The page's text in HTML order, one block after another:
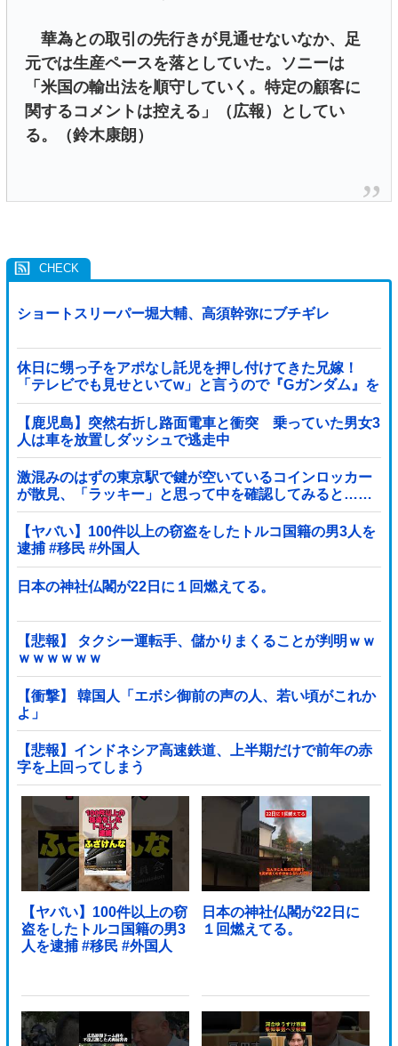
華為との取引の先行きが見通せないなか、足
元では生産ペースを落としていた。ソニーは
「米国の輸出法を順守していく。特定の顧客に
関するコメントは控える」（広報）としてい
る。（鈴木康朗）
ショートスリーパー堀大輔、高須幹弥にブチギレ
休日に甥っ子をアポなし託児を押し付けてきた兄嫁！
「テレビでも見せといてw」と言うので『Gガンダム』を
一気見させた結果……甥っ子が重度の中二病を発症して
家で大暴れｗｗ
【鹿児島】突然右折し路面電車と衝突 乗っていた男女3
人は車を放置しダッシュで逃走中
激混みのはずの東京駅で鍵が空いているコインロッカー
が散見、「ラッキー」と思って中を確認してみると……
【ヤバい】100件以上の窃盗をしたトルコ国籍の男3人を
逮捕 #移民 #外国人
日本の神社仏閣が22日に１回燃えてる。
【悲報】 タクシー運転手、儲かりまくることが判明ｗｗ
ｗｗｗｗｗｗ
【衝撃】 韓国人「エボシ御前の声の人、若い頃がこれか
よ」
【悲報】インドネシア高速鉄道、上半期だけで前年の赤
字を上回ってしまう
wwwwwwwwwwwwwwwwwwwwwwwwwwwwwwwwww
wwwwwwwwwww他
【ヤバい】100件以上の窃
盗をしたトルコ国籍の男3
人を逮捕 #移民 #外国人
日本の神社仏閣が22日に
１回燃えてる。